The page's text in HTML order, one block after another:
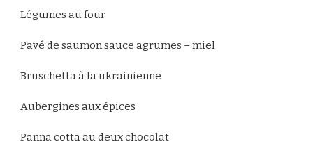
Légumes au four
Pavé de saumon sauce agrumes – miel
Bruschetta à la ukrainienne
Aubergines aux épices
Panna cotta au deux chocolat